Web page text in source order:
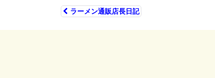
ラーメン通販店長日記